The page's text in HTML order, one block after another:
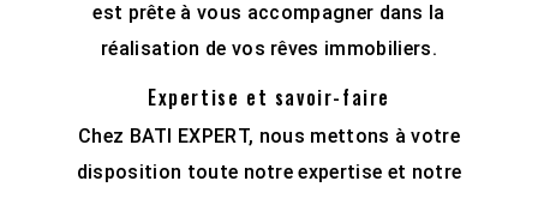
est prête à vous accompagner dans la
réalisation de vos rêves immobiliers.
Expertise et savoir-faire
Chez BATI EXPERT, nous mettons à votre
disposition toute notre expertise et notre